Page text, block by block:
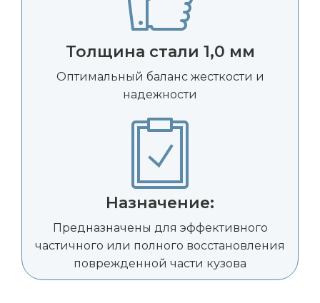
Толщина стали 1,0 мм
Оптимальный баланс жесткости и
надежности
Назначение:
Предназначены для эффективного
частичного или полного восстановления
поврежденной части кузова